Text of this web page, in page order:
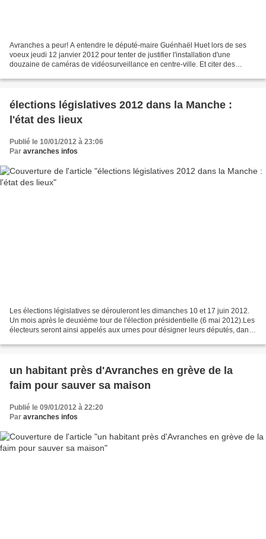
Avranches a peur! A entendre le député-maire Guénhaël Huet lors de ses
voeux jeudi 12 janvier 2012 pour tenter de justifier l'installation d'une
douzaine de caméras de vidéosurveillance en centre-ville. Et citer des
élections législatives 2012 dans la Manche :
l'état des lieux
Publié le 10/01/2012 à 23:06
Par avranches infos
Les élections législatives se dérouleront les dimanches 10 et 17 juin 2012.
Un mois après le deuxième tour de l'élection présidentielle (6 mai 2012).Les
électeurs seront ainsi appelés aux urnes pour désigner leurs députés, dans
un habitant près d'Avranches en grève de la
faim pour sauver sa maison
Publié le 09/01/2012 à 22:20
Par avranches infos